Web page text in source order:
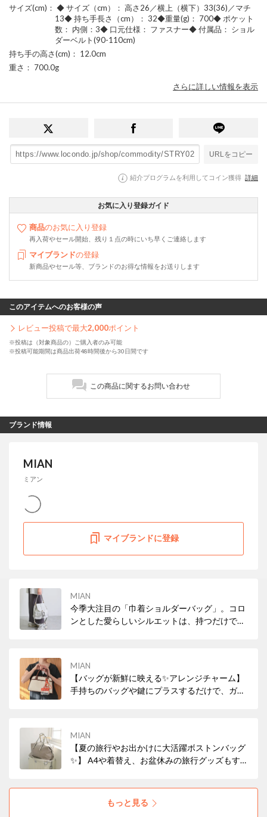
サイズ(cm) ： ◆ サイズ（cm）： 高さ26／横上（横下）33(36)／マチ
13◆ 持ち手長さ（cm）： 32◆重量(g)： 700◆ ポケット
数： 内側：3◆ 口元仕様： ファスナー◆ 付属品： ショル
ダーベルト(90-110cm)
持ち手の高さ(cm) ： 12.0cm
重さ ： 700.0g
さらに詳しい情報を表示
URLをコピー
紹介プログラムを利用してコイン獲得 詳細
お気に入り登録ガイド
商品のお気に入り登録
再入荷やセール開始、残り１点の時にいち早くご連絡します
マイブランドの登録
新商品やセール等、ブランドのお得な情報をお送りします
このアイテムへのお客様の声
レビュー投稿で最大2,000ポイント
※投稿は（対象商品の）ご購入者のみ可能
※投稿可能期間は商品出荷48時間後から30日間です
この商品に関するお問い合わせ
ブランド情報
MIAN
ミアン
マイブランドに登録
MIAN
今季大注目の「巾着ショルダーバッグ」。コロ
ンとした愛らしいシルエットは、持つだけでコ
イテムです。
MIAN
【バッグが新鮮に映える✨アレンジチャーム】
手持ちのバッグや鍵にプラスするだけで、ガラ
ス。プレゼントにも最適です◎
MIAN
【夏の旅行やお出かけに大活躍ボストンバッグ
✨】 A4や着替え、お盆休みの旅行グッズもす
ます◎きれいめなベルトハンドルが大人上品な
夏のトラベルスタイルにぴったりな軽量万能バ
もっと見る